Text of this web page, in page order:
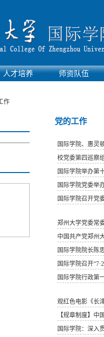
人才培养 师资队伍
作
党的工作
国际学院、惠灵
校党委第四巡察
国际学院举办第
国际学院党委举
国际学院召开党
郑州大学党委常
中国共产党郑州
国际学院院长陈
国际学院召开
国际学院行政第
观红色电影《长
【规章制度】中
国际学院：深入